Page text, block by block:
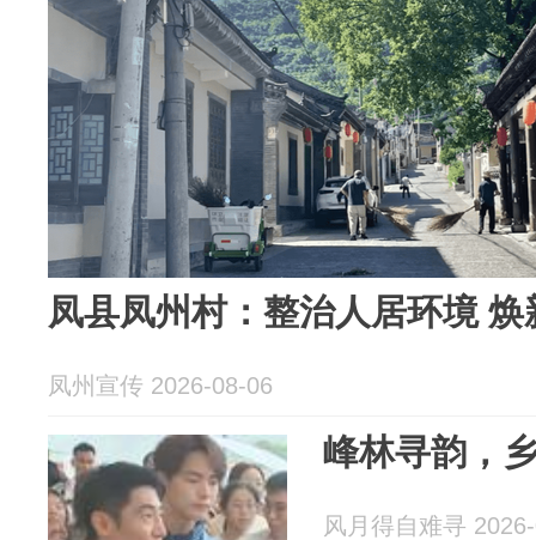
凤县凤州村：整治人居环境
凤州宣传 2026-08-06
峰林寻韵，
风月得自难寻